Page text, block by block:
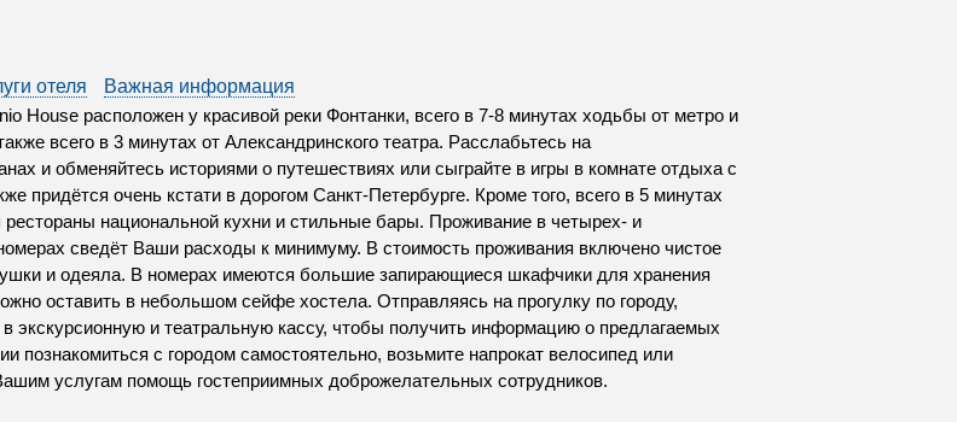
отеля
Важная информация
House расположен у красивой реки Фонтанки, всего в 7-8 минутах ходьбы от метро и
всего в 3 минутах от Александринского театра. Расслабьтесь на
и обменяйтесь историями о путешествиях или сыграйте в игры в комнате отдыха с
придётся очень кстати в дорогом Санкт-Петербурге. Кроме того, всего в 5 минутах
национальной кухни и стильные бары. Проживание в четырех- и
сведёт Ваши расходы к минимуму. В стоимость проживания включено чистое
и одеяла. В номерах имеются большие запирающиеся шкафчики для хранения
оставить в небольшом сейфе хостела. Отправляясь на прогулку по городу,
в экскурсионную и театральную кассу, чтобы получить информацию о предлагаемых
познакомиться с городом самостоятельно, возьмите напрокат велосипед или
услугам помощь гостеприимных доброжелательных сотрудников.